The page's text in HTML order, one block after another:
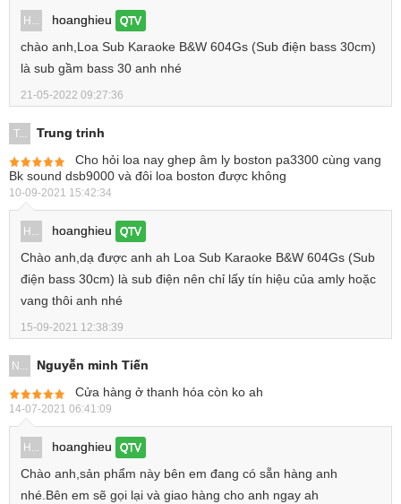
H... hoanghieu QTV
chào anh,Loa Sub Karaoke B&W 604Gs (Sub điện bass 30cm)
là sub gầm bass 30 anh nhé
21-05-2022 09:27:36
T...
Trung trinh
Cho hỏi loa nay ghep âm ly boston pa3300 cùng vang
Bk sound dsb9000 và đôi loa boston được không
10-09-2021 15:42:34
H... hoanghieu QTV
Chào anh,dạ được anh ah Loa Sub Karaoke B&W 604Gs (Sub
điện bass 30cm) là sub điện nên chỉ lấy tín hiệu của amly hoặc
vang thôi anh nhé
15-09-2021 12:38:39
N...
Nguyễn minh Tiến
Cửa hàng ở thanh hóa còn ko ah
14-07-2021 06:41:09
H... hoanghieu QTV
Chào anh,sản phẩm này bên em đang có sẵn hàng anh
nhé.Bên em sẽ gọi lại và giao hàng cho anh ngay ah